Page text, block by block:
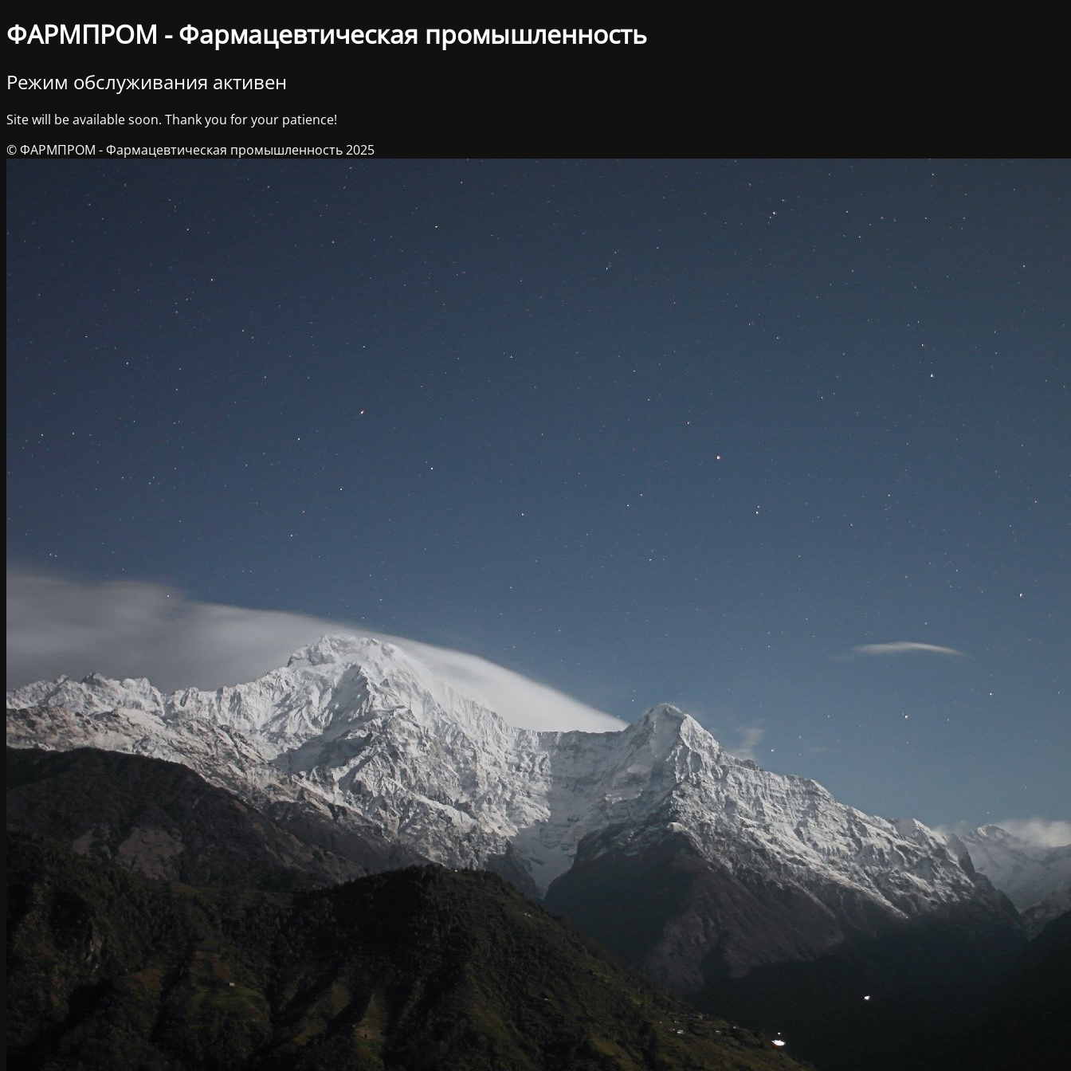
ФАРМПРОМ - Фармацевтическая промышленность
Режим обслуживания активен
Site will be available soon. Thank you for your patience!
© ФАРМПРОМ - Фармацевтическая промышленность 2025